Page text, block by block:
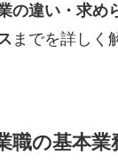
の違い・求め
までを詳しく
職の基本業